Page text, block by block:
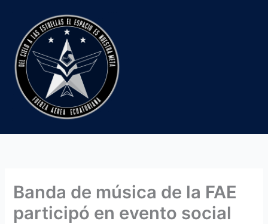
contenido
Banda de música de la FAE
participó en evento social